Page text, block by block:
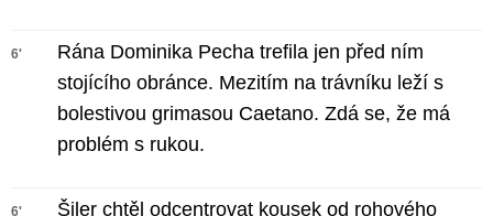
6'
Rána Dominika Pecha trefila jen před ním
stojícího obránce. Mezitím na trávníku leží s
bolestivou grimasou Caetano. Zdá se, že má
problém s rukou.
6'
Šiler chtěl odcentrovat kousek od rohového